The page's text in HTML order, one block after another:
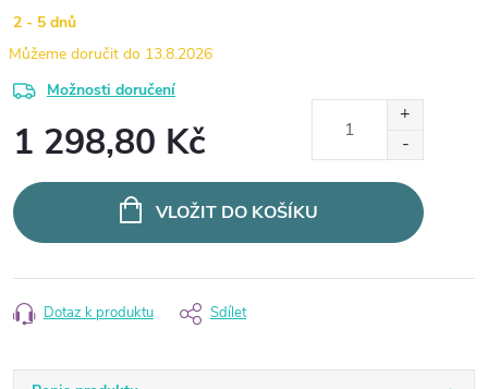
2 - 5 dnů
13.8.2026
Možnosti doručení
1 298,80 Kč
cena:
VLOŽIT DO KOŠÍKU
Dotaz k produktu Sdílet